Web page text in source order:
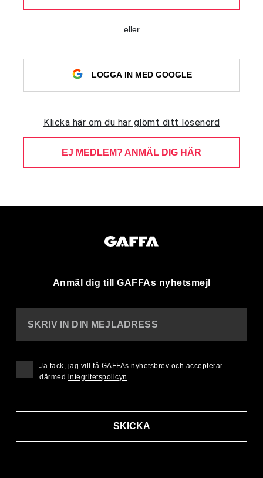
eller
LOGGA IN MED GOOGLE
Klicka här om du har glömt ditt lösenord
EJ MEDLEM? ANMÄL DIG HÄR
Anmäl dig till GAFFAs nyhetsmejl
SKRIV IN DIN MEJLADRESS
SKICKA
Ja tack, jag vill få GAFFAs nyhetsbrev och accepterar
därmed integritetspolicyn